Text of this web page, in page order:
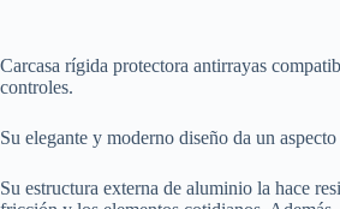
Carcasa rígida protectora antirrayas
controles.
Su elegante y moderno diseño da un
Su estructura externa de aluminio la hace